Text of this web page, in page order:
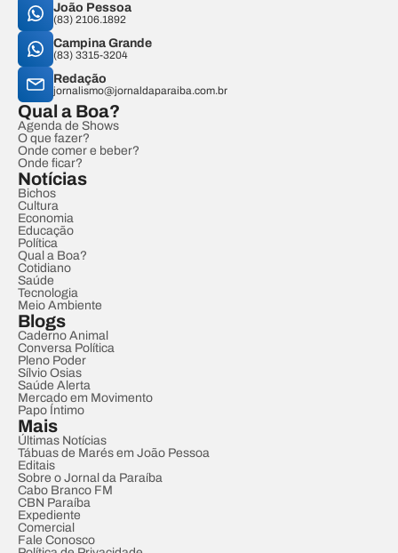
João Pessoa
(83) 2106.1892
Campina Grande
(83) 3315-3204
Redação
jornalismo@jornaldaparaiba.com.br
Qual a Boa?
Agenda de Shows
O que fazer?
Onde comer e beber?
Onde ficar?
Notícias
Bichos
Cultura
Economia
Educação
Política
Qual a Boa?
Cotidiano
Saúde
Tecnologia
Meio Ambiente
Blogs
Caderno Animal
Conversa Política
Pleno Poder
Sílvio Osias
Saúde Alerta
Mercado em Movimento
Papo Íntimo
Mais
Últimas Notícias
Tábuas de Marés em João Pessoa
Editais
Sobre o Jornal da Paraíba
Cabo Branco FM
CBN Paraíba
Expediente
Comercial
Fale Conosco